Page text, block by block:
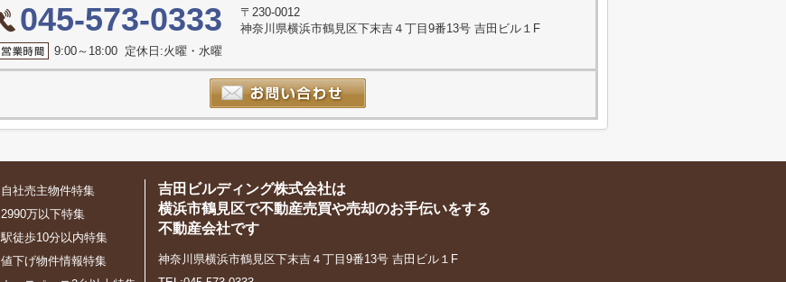
045-573-0333
〒230-0012
神奈川県横浜市鶴見区下末吉４丁目9番13号 吉田ビル１F
9:00～18:00 定休日:火曜・水曜
自社売主物件特集
2990万以下特集
駅徒歩10分以内特集
値下げ物件情報特集
吉田ビルディング株式会社は
横浜市鶴見区で不動産売買や売却のお手伝いをする
不動産会社です
神奈川県横浜市鶴見区下末吉４丁目9番13号 吉田ビル１F